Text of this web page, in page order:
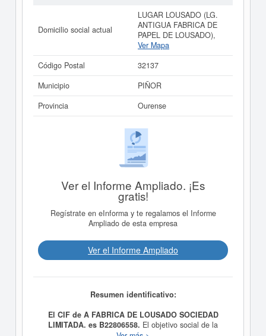
Domicilio social actual
LUGAR LOUSADO (LG.
ANTIGUA FABRICA DE
PAPEL DE LOUSADO),
Ver Mapa
Código Postal
32137
Municipio
PIÑOR
Provincia
Ourense
Ver el Informe Ampliado. ¡Es
gratis!
Regístrate en eInforma y te regalamos el Informe
Ampliado de esta empresa
Ver el Informe Ampliado
Resumen identificativo:
El CIF de A FABRICA DE LOUSADO SOCIEDAD
LIMITADA. es B22806558. El objetivo social de la